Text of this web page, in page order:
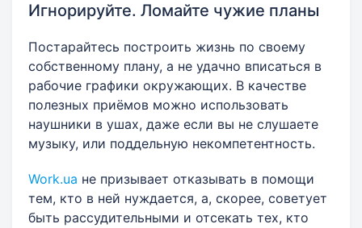
Игнорируйте. Ломайте чужие планы
Постарайтесь построить жизнь по своему
собственному плану, а не удачно вписаться в
рабочие графики окружающих. В качестве
полезных приёмов можно использовать
наушники в ушах, даже если вы не слушаете
музыку, или поддельную некомпетентность.
Work.ua не призывает отказывать в помощи
тем, кто в ней нуждается, а, скорее, советует
быть рассудительными и отсекать тех, кто